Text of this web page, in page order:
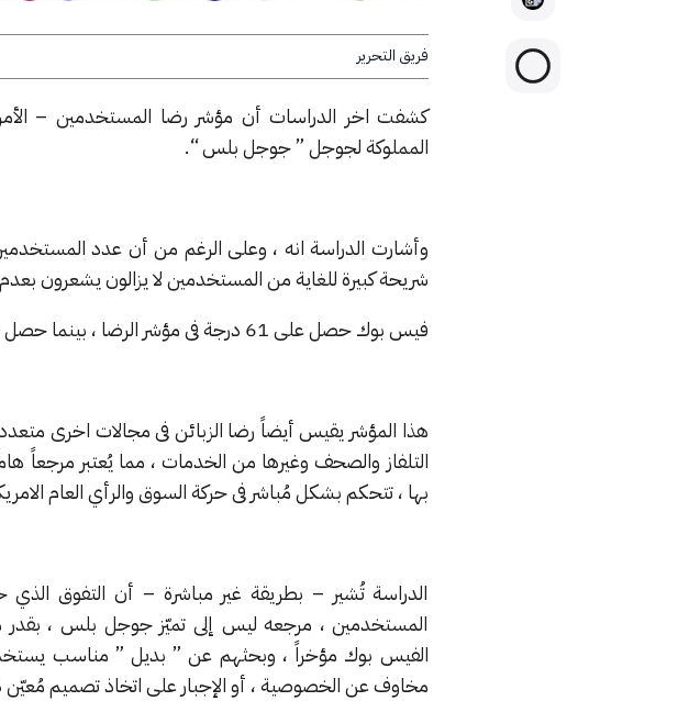
فريق التحرير
كشفت اخر الدراسات أن مؤشر رضا المستخدمين –
المملوكة لجوجل ” جوجل بلس “.
شريحة كبيرة للغاية من المستخدمين لا يزالون يشعرون
فيس بوك حصل على 61 درجة فى مؤشر الرضا ، بينما حصل جوجل بلس على 78 درجة على نفس المؤشر..
هذا المؤشر يقيس أيضاً رضا الزبائن فى مجالات اخرى
التلفاز والصحف وغيرها من الخدمات ، مما يُعتبر مرجعاً
بها ، تتحكم بشكل مُباشر فى حركة السوق والرأي العام
الدراسة تُشير – بطريقة غير مباشرة – أن التفوق
المستخدمين ، مرجعه ليس إلى تميّز جوجل بلس ، بقدر
الفيس بوك مؤخراً ، وبحثهم عن ” بديل ” مناسب
مخاوف عن الخصوصية ، أو الإجبار على اتخاذ تصميم